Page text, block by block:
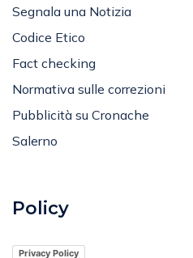
Segnala una Notizia
Codice Etico
Fact checking
Normativa sulle correzioni
Pubblicità su Cronache
Salerno
Policy
Privacy Policy